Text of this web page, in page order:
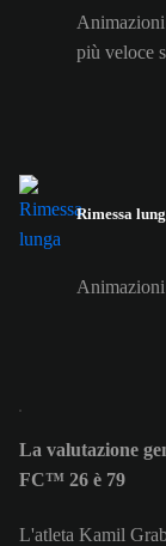
Animazioni
più veloce
Rimessa
Animazioni
La valutazione
FC™ 26 è 79
L'atleta Kamil